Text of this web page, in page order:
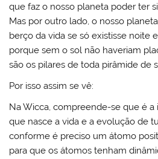
que faz o nosso planeta poder ter
Mas por outro lado, o nosso
berço da vida se só existisse noite
porque sem o sol não haveriam
são os pilares de toda pirâmide de
Por isso assim se vê:
Na Wicca, compreende-se que é
que nasce a vida e a evolução de
conforme é preciso um átomo
para que os átomos tenham